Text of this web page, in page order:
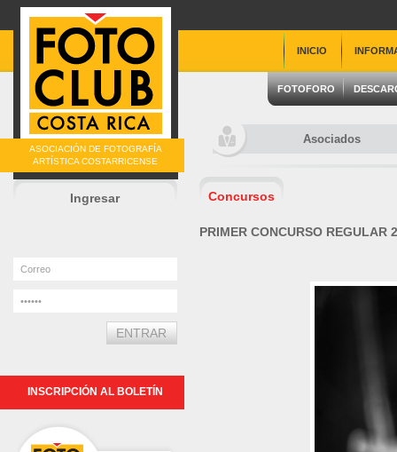
ASOCIACIÓN DE FOTOGRAFÍA
ARTÍSTICA COSTARRICENSE
INICIO
FOTOFORO
Ingresar
INSCRIPCIÓN AL BOLETÍN
Asociados
Concursos
PRIMER CONCURSO REGULAR